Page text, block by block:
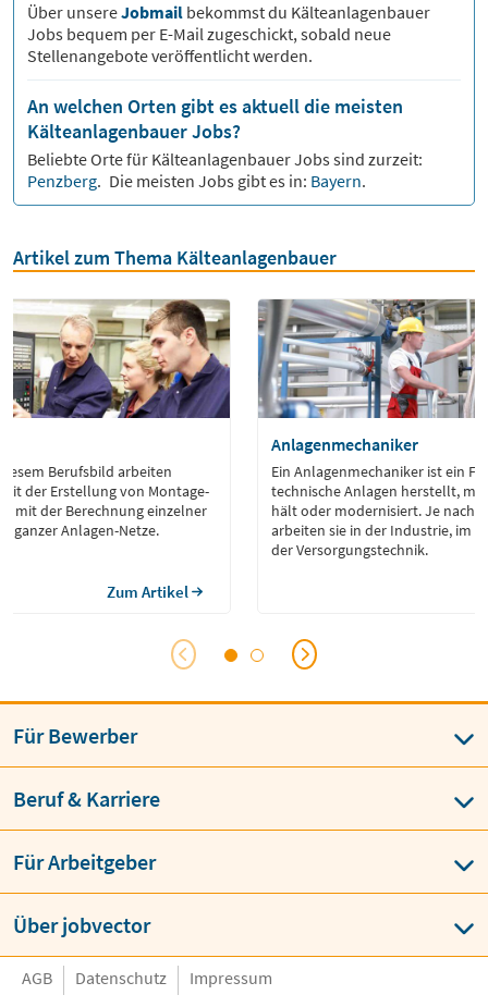
Über unsereJobmail bekommst du Kälteanlagenbauer
Jobs bequem per E-Mail zugeschickt, sobald neue
Stellenangebote veröffentlicht werden.
An welchen Orten gibt es aktuell die meisten
Kälteanlagenbauer Jobs?
Beliebte Orte für KälteanlagenbauerJobs sind zurzeit:
Penzberg. Die meisten Jobs gibt es in: Bayern.
Artikel zum Thema Kälteanlagenbauer
Berufsbild arbeiten
der Erstellung von Montage-
mit der Berechnung einzelner
ganzer Anlagen-Netze.
Zum Artikel
Anlagenmechaniker
Ein Anlagenmechaniker ist ein
technische Anlagen herstellt,
hält oder modernisiert. Je nach
arbeiten sie in der Industrie, im
der Versorgungstechnik.
Für Bewerber
Beruf & Karriere
Für Arbeitgeber
Über jobvector
AGB Datenschutz Impressum